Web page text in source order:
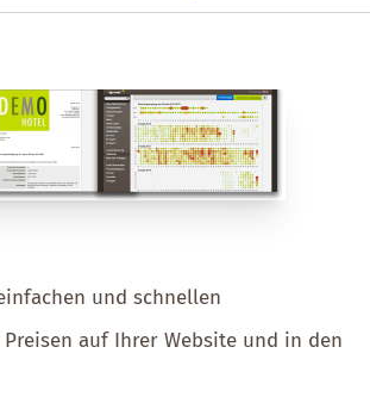
und schnellen
auf Ihrer Website und in den